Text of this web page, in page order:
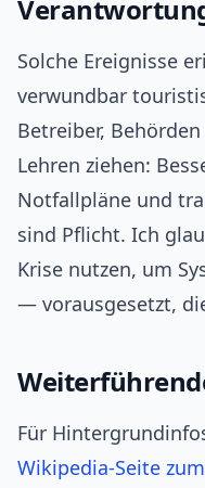
Solche Ereignisse
verwundbar
Betreiber,
Lehren ziehen:
Notfallpläne und
sind Pflicht. Ich
Krise nutzen, um
— vorausgesetzt,
Für
Wikipedia-Seite